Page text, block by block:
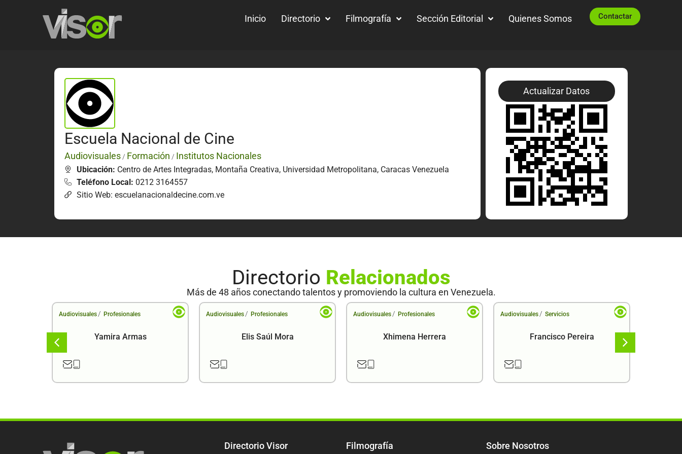
Inicio Directorio Filmografía Sección Editorial Quienes Somos Contactar
Escuela Nacional de Cine
Audiovisuales / Formación / Institutos Nacionales
Ubicación: Centro de Artes Integradas, Montaña Creativa, Universidad Metropolitana, Caracas Venezuela
Teléfono Local: 0212 3164557
Sitio Web: escuelanacionaldecine.com.ve
Actualizar Datos
Directorio Relacionados
Más de 48 años conectando talentos y promoviendo la cultura en Venezuela.
Audiovisuales / Profesionales
Yamira Armas
Audiovisuales / Profesionales
Elis Saúl Mora
Audiovisuales / Profesionales
Xhimena Herrera
Audiovisuales / Servicios
Francisco Pereira
Directorio Visor Filmografía Sobre Nosotros